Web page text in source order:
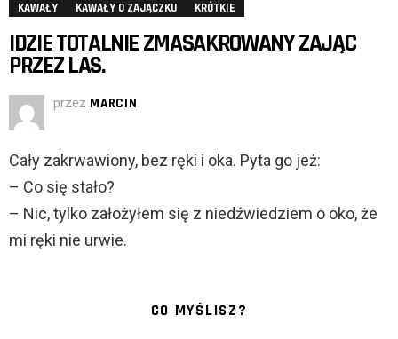
KAWAŁY KAWAŁY O ZAJĄCZKU KRÓTKIE
IDZIE TOTALNIE ZMASAKROWANY ZAJĄC
PRZEZ LAS.
przez MARCIN
Cały zakrwawiony, bez ręki i oka. Pyta go jeż:
– Co się stało?
– Nic, tylko założyłem się z niedźwiedziem o oko, że
mi ręki nie urwie.
CO MYŚLISZ?